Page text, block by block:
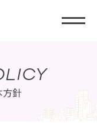
方針